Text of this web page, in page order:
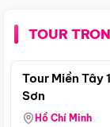
TOUR
Tour Miền Tây
Sơn
Hồ Chí Minh